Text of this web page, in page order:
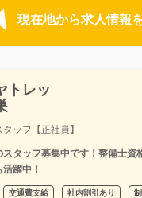
現在地から求人情報
トレッ
ッフ【正社員】
スタッフ募集中です！整備士資
躍中！
交通費支給 社内割引あり